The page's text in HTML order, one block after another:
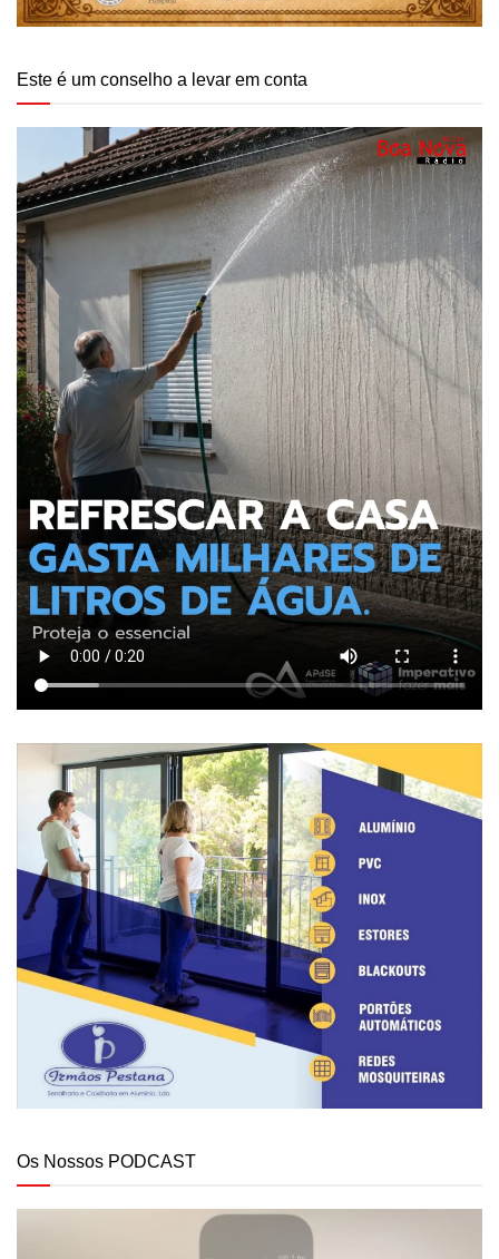
Este é um conselho a levar em conta
Os Nossos PODCAST